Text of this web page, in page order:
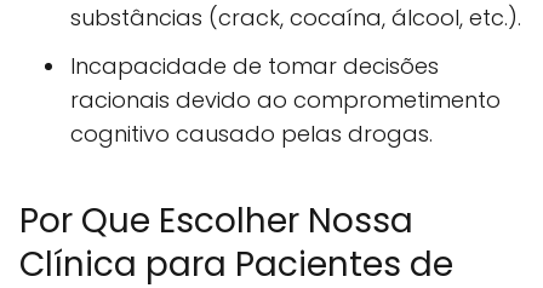
substâncias (crack, cocaína, álcool, etc.).
Incapacidade de tomar decisões
racionais devido ao comprometimento
cognitivo causado pelas drogas.
Por Que Escolher Nossa
Clínica para Pacientes de